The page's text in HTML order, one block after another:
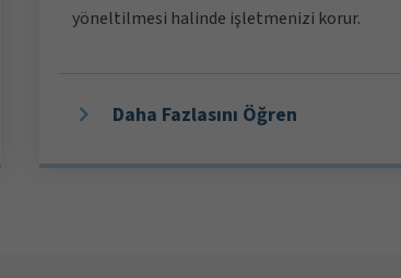
yöneltilmesi halinde işletmenizi korur.
Daha Fazlasını Öğren